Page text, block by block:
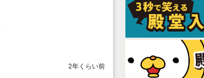
2年くらい前